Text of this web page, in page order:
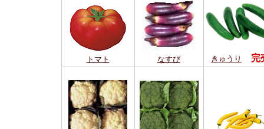
トマト なすび きゅうり 完